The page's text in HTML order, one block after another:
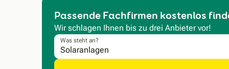
Passende Fachfirmen kostenlos
Wir schlagen Ihnen bis zu drei Anbieter vor!
Was steht an?